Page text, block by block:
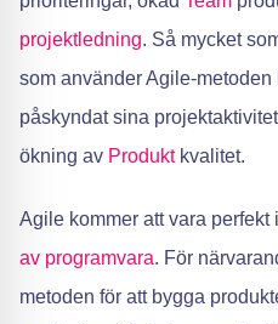
projektledning. Så mycket
som använder Agile-metoden
påskyndat sina
ökning av Produktkvalitet.
Agile kommer att vara perfekt
av programvara. För
metoden för att bygga